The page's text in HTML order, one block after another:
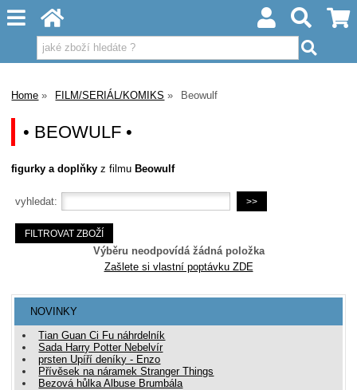
Home FILM/SERIÁL/KOMIKS Beowulf
• BEOWULF •
figurky a doplňkyz filmu Beowulf
vyhledat:
Výběru neodpovídá žádná položka
Zašlete si vlastní poptávku ZDE
NOVINKY
Tian Guan Ci Fu náhrdelník
Sada Harry Potter Nebelvír
prsten Upíří deníky - Enzo
Přívěsek na náramek Stranger Things
Bezová hůlka Albuse Brumbála